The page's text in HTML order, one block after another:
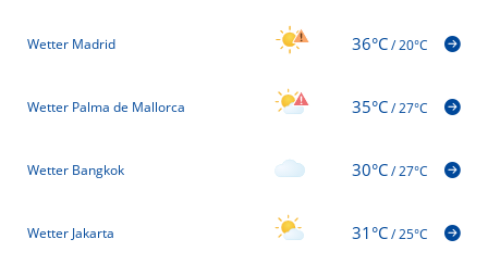
Wetter Madrid 36°C/20°C
Wetter Palma de Mallorca 35°C/27°C
Wetter Bangkok 30°C/27°C
Wetter Jakarta 31°C/25°C